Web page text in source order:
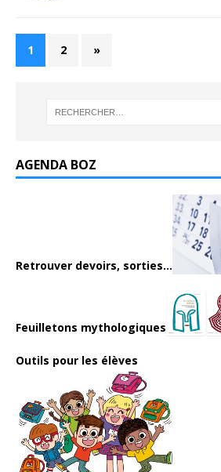
1 2 »
AGENDA BOZ
Retrouver devoirs, sorties...
Feuilletons mythologiques
Outils pour les élèves